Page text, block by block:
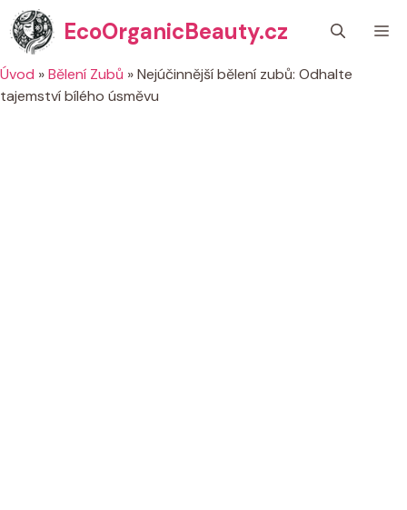
Přeskočit
na
obsah
EcoOrganicBeauty.cz
Úvod »Bělení Zubů »Nejúčinnější bělení zubů: Odhalte
tajemství bílého úsměvu